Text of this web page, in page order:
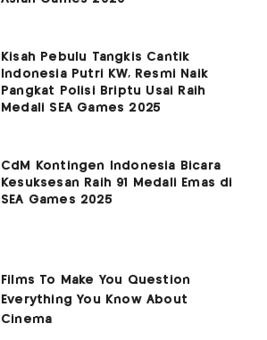
Kisah Pebulu Tangkis Cantik
Indonesia Putri KW, Resmi Naik
Pangkat Polisi Briptu Usai Raih
Medali SEA Games 2025
CdM Kontingen Indonesia Bicara
Kesuksesan Raih 91 Medali Emas di
SEA Games 2025